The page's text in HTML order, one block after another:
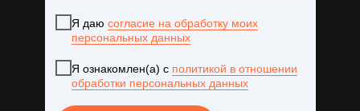
Я даю согласие на обработку моих
персональных данных
Я ознакомлен(а) с политикой в отношении
обработки персональных данных